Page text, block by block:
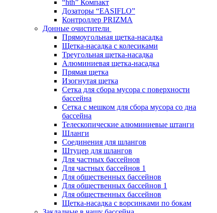
“hth” Компакт
Дозаторы “EASIFLO”
Контроллер PRIZMA
Донные очистители
Прямоугольная щетка-насадка
Щетка-насадка с колесиками
Треугольная щетка-насадка
Алюминиевая щетка-насадка
Прямая щетка
Изогнутая щетка
Сетка для сбора мусора с поверхности
бассейна
Сетка с мешком для сбора мусора со дна
бассейна
Телескопические алюминиевые штанги
Шланги
Соединения для шлангов
Штуцер для шлангов
Для частных бассейнов
Для частных бассейнов 1
Для общественных бассейнов
Для общественных бассейнов 1
Для общественных бассейнов
Щетка-насадка с ворсинками по бокам